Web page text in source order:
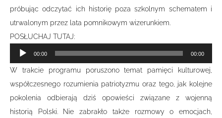
próbując odczytać ich historię poza szkolnym schematem i
utrwalonym przez lata pomnikowym wizerunkiem.
POSŁUCHAJ TUTAJ:
Odtwarzacz
plików
00:00 00:00
W trakcie programu poruszono temat pamięci kulturowej,
współczesnego rozumienia patriotyzmu oraz tego, jak kolejne
pokolenia odbierają dziś opowieści związane z wojenną
historią Polski. Nie zabrakło także rozmowy o emocjach,